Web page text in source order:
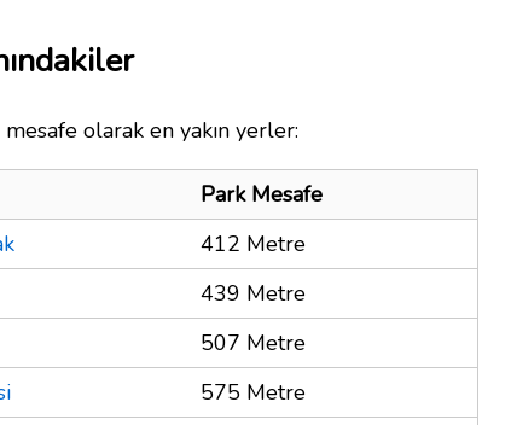
olarak en yakın yerler:
Park Mesafe
412 Metre
439 Metre
507 Metre
575 Metre